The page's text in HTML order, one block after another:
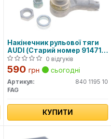
Накінечник рульової тяги
AUDI (Старий номер 914711)
(Вир-во FAG)0 відгуків
590 грн сьогодні
Артикул:
840 1195 10
FAG
КУПИТИ